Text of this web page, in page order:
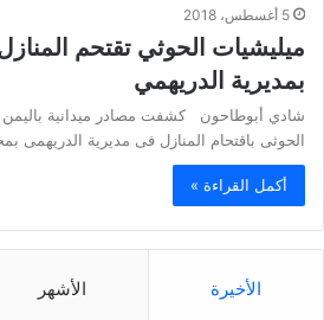
5 أغسطس، 2018
ميليشيات الحوثي تقتحم
بمديرية الدريهمي
شادي أبوطاحون كشفت مصادر ميدانية باليمن
الحوثى باقتحام المنازل فى مديرية الدريهمى
أكمل القراءة »
الأخيرة الأشهر